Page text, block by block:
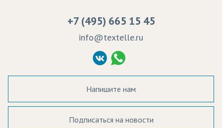
Судебные решения
Политика Конфиденциальности
Согласие на обработку ПД
+7 (495) 665 15 45
info@textelle.ru
Напишите нам
Подписаться на новости